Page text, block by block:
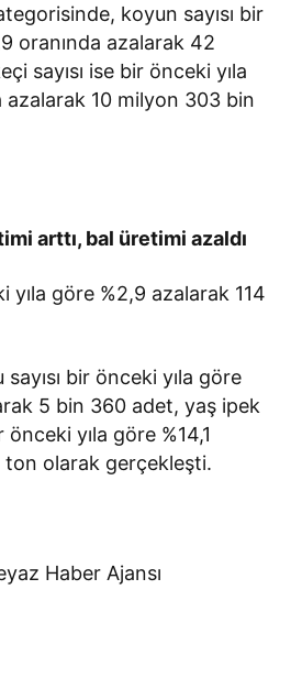
koyun sayısı bir
oranında azalarak 42
sayısı ise bir önceki yıla
azalarak 10 milyon 303 bin
arttı, bal üretimi azaldı
yıla göre %2,9 azalarak 114
bir önceki yıla göre
5 bin 360 adet, yaş ipek
yıla göre %14,1
ton olarak gerçekleşti.
Haber Ajansı